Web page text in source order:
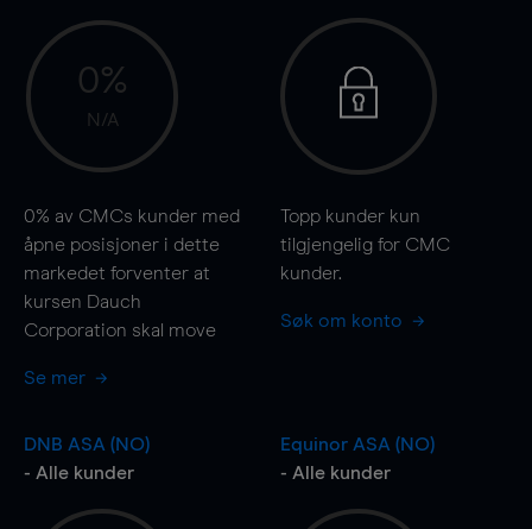
0%
N/A
0% av CMCs kunder med
åpne posisjoner i dette
markedet forventer at
kursen Dauch
Corporation skal move
Se mer
Topp kunder kun
tilgjengelig for CMC
kunder.
Søk om konto
DNB ASA (NO)
- Alle kunder
Equinor ASA (NO)
- Alle kunder